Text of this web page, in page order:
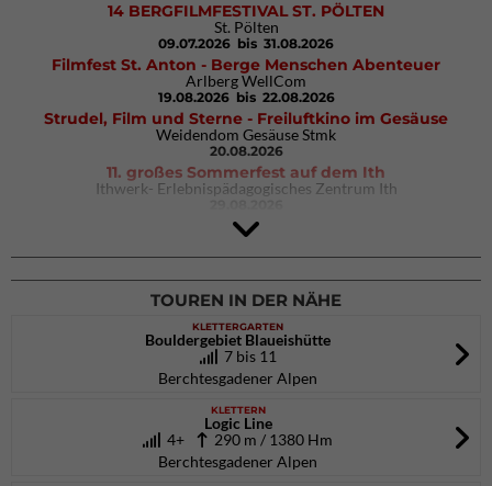
14 BERGFILMFESTIVAL ST. PÖLTEN
St. Pölten
09.07.2026 bis 31.08.2026
Filmfest St. Anton - Berge Menschen Abenteuer
Arlberg WellCom
19.08.2026 bis 22.08.2026
Strudel, Film und Sterne - Freiluftkino im Gesäuse
Weidendom Gesäuse Stmk
20.08.2026
11. großes Sommerfest auf dem Ith
Ithwerk- Erlebnispädagogisches Zentrum Ith
4Blocs KIDS 2026
DAV Kletter- & Boulderzentrum München Süd (Thalkirchen)
26.09.2026
TOUREN IN DER NÄHE
KLETTERGARTEN
Bouldergebiet Blaueishütte
7 bis 11
Berchtesgadener Alpen
KLETTERN
Logic Line
4+
290 m / 1380 Hm
Berchtesgadener Alpen